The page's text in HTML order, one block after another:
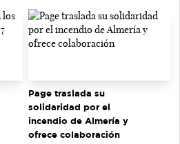
Page traslada su
solidaridad por el
incendio de Almería y
ofrece colaboración